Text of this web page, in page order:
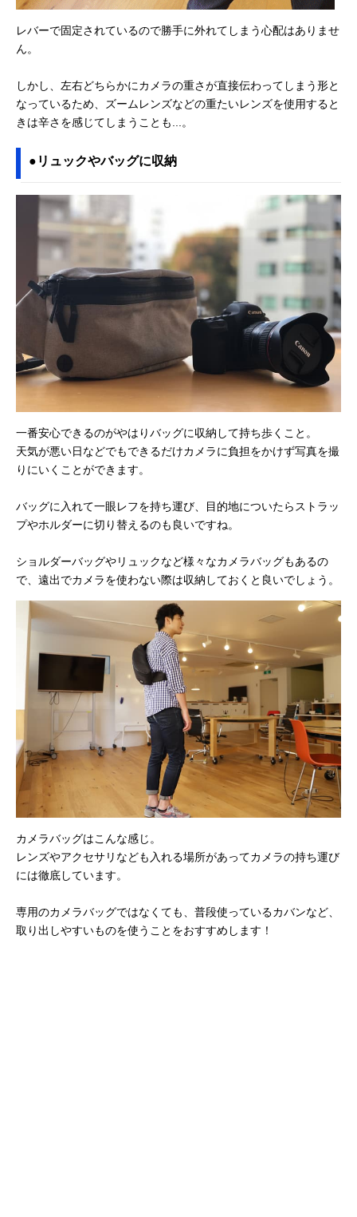
レバーで固定されているので勝手に外れてしまう心配はありませ
ん。
しかし、左右どちらかにカメラの重さが直接伝わってしまう形と
なっているため、ズームレンズなどの重たいレンズを使用すると
きは辛さを感じてしまうことも...。
●リュックやバッグに収納
一番安心できるのがやはりバッグに収納して持ち歩くこと。
天気が悪い日などでもできるだけカメラに負担をかけず写真を撮
りにいくことができます。
バッグに入れて一眼レフを持ち運び、目的地についたらストラッ
プやホルダーに切り替えるのも良いですね。
ショルダーバッグやリュックなど様々なカメラバッグもあるの
で、遠出でカメラを使わない際は収納しておくと良いでしょう。
カメラバッグはこんな感じ。
レンズやアクセサリなども入れる場所があってカメラの持ち運び
には徹底しています。
専用のカメラバッグではなくても、普段使っているカバンなど、
取り出しやすいものを使うことをおすすめします！